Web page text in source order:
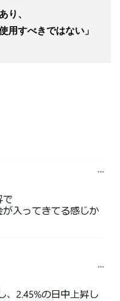
り、
用すべきではない」